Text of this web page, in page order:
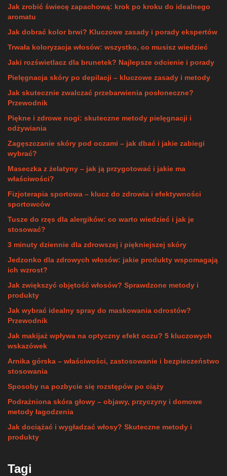
Jak zrobić świecę zapachową: krok po kroku do idealnego
aromatu
Jak dobrać kolor brwi? Kluczowe zasady i porady ekspertów
Trwała koloryzacja włosów: wszystko, co musisz wiedzieć
Jaki rozświetlacz dla brunetek? Najlepsze odcienie i porady
Pielęgnacja skóry po depilacji – kluczowe zasady i metody
Jak skutecznie zwalczać przebarwienia posłoneczne?
Przewodnik
Piękne i zdrowe nogi: skuteczne metody pielęgnacji i
odżywiania
Zagęszczanie skóry pod oczami – jak dbać i jakie zabiegi
wybrać?
Maseczka z żelatyny – jak ją przygotować i jakie ma
właściwości?
Fizjoterapia sportowa – klucz do zdrowia i efektywności
sportowców
Tusze do rzęs dla alergików: co warto wiedzieć i jak je
stosować?
3 minuty dziennie dla zdrowszej i piękniejszej skóry
Jedzonko dla zdrowych włosów: jakie produkty wspomagają
ich wzrost?
Jak zwiększyć objętość włosów? Sprawdzone metody i
produkty
Jak wybrać idealny spray do maskowania odrostów?
Przewodnik
Jak makijaż wpływa na optyczny efekt oczu? 5 kluczowych
wskazówek
Arnika górska – właściwości, zastosowanie i bezpieczeństwo
stosowania
Sposoby na pozbycie się rozstępów po ciąży
Podrażniona skóra głowy – objawy, przyczyny i domowe
metody łagodzenia
Jak dociążać i wygładzać włosy? Skuteczne metody i
produkty
Tagi